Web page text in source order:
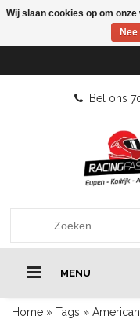
Bel ons
MENU
Home » Tags » American
Wij slaan cookies op om
Nee